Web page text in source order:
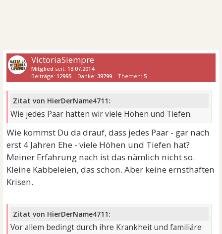
VictoriaSiempre
Mitglied seit: 13.07.2014
Beiträge: 12995 Danke:39799 Themen:5
Zitat von HierDerName4711:
Wie jedes Paar hatten wir viele Höhen und Tiefen.
Wie kommst Du da drauf, dass jedes Paar - gar nach
erst 4 Jahren Ehe - viele Höhen und Tiefen hat?
Meiner Erfahrung nach ist das nämlich nicht so.
Kleine Kabbeleien, das schon. Aber keine ernsthaften
Krisen.
Zitat von HierDerName4711:
Vor allem bedingt durch ihre Krankheit und familiäre